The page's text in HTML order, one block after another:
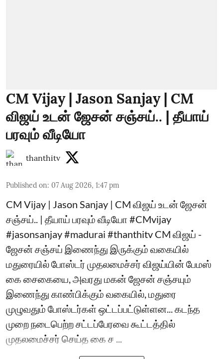
CM Vijay | Jason Sanjay | CM
விஜய் உடன் ஜேசன் சஞ்சய்.. | தீயாய்
பரவும் வீடியோ
thanthitv
Published on: 07 Aug 2026, 1:47 pm
CM Vijay | Jason Sanjay | CM விஜய் உடன் ஜேசன்
சஞ்சய்.. | தீயாய் பரவும் வீடியோ #CMvijay
#jasonsanjay #madurai #thanthitv CM விஜய் -
ஜேசன் சஞ்சய் இணைந்து இருக்கும் வகையில்
மதுரையில் போஸ்டர் முதலமைச்சர் விஜய்யின் பேமஸ்
கை சைகையை, அவரது மகன் ஜேசன் சஞ்சயும்
இணைந்து காண்பிக்கும் வகையில், மதுரை
முழுவதும் போஸ்டர்கள் ஒட்டப்பட்டுள்ளன... கடந்த
முறை நடைபெற்ற சட்டப்பேரவை கூட்டத்தில்
முதலமைச்சர் செய்த கை ச ...